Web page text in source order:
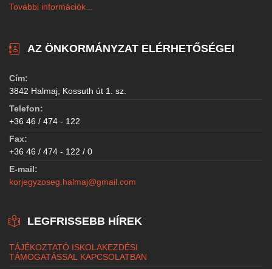
További információk...
AZ ÖNKORMÁNYZAT ELÉRHETŐSÉGEI
Cím:
3842 Halmaj, Kossuth út 1. sz.
Telefon:
+36 46 / 474 - 122
Fax:
+36 46 / 474 - 122 / 0
E-mail:
korjegyzoseg.halmaj@gmail.com
LEGFRISSEBB HÍREK
TÁJÉKOZTATÓ ISKOLAKEZDÉSI
TÁMOGATÁSSAL KAPCSOLATBAN